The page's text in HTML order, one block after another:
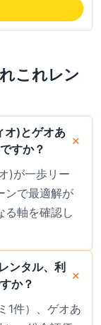
これレン
オ)とゲオあ
すか？
)が一歩リー
ンで最適解が
る軸を確認し
ンタル、利
か？
1件）、ゲオあ